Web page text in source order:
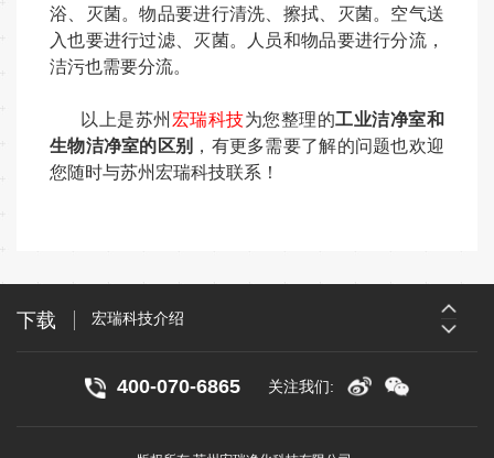
浴、灭菌。物品要进行清洗、擦拭、灭菌。 空气送
入也要进行过滤、灭菌。人员和物品要进行分流，
洁污也需要分流。
以上是苏州 宏瑞科技为您整理的工业洁净室和
生物洁净室的区别 ，有更多需要了解的问题也欢迎
您随时与苏州宏瑞科技联系！
下载 宏瑞科技介绍
400-070-6865 关注我们: